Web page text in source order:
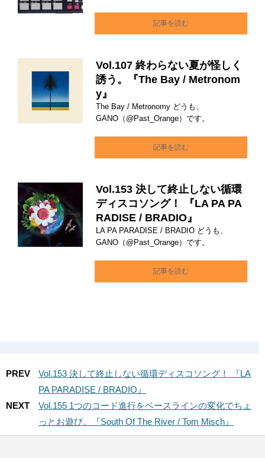
記事を読む
Vol.107 終わらない夏が怪しく
誘う。『The Bay / Metronom
y』
The Bay / Metronomy どうも、
GANO（@Past_Orange）です。
記事を読む
Vol.153 決して終止しない循環
ディスコソング！ 『LA PA PA
RADISE / BRADIO』
LA PA PARADISE / BRADIO どうも、
GANO（@Past_Orange）です。
記事を読む
PREV
Vol.153 決して終止しない循環ディスコソング！ 『LA
PA PARADISE / BRADIO』
NEXT
Vol.155 1つのコード進行をベースラインの変化でちょ
っとお遊び。『South Of The River / Tom Misch』